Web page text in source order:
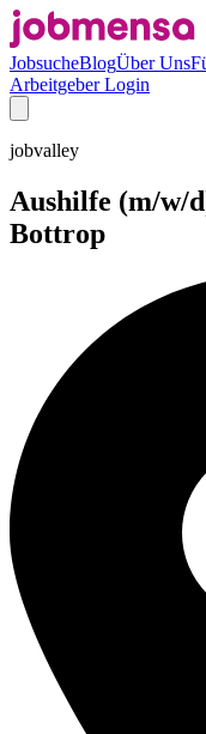
JobsucheBlogÜber Uns
Arbeitgeber Login
jobvalley
Aushilfe (m/w/
Bottrop